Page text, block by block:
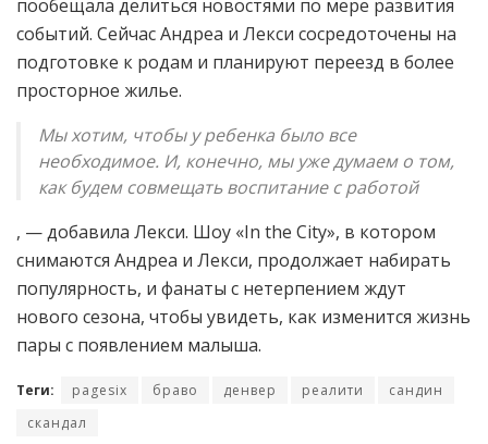
пообещала делиться новостями по мере развития
событий. Сейчас Андреа и Лекси сосредоточены на
подготовке к родам и планируют переезд в более
просторное жилье.
Мы хотим, чтобы у ребенка было все
необходимое. И, конечно, мы уже думаем о том,
как будем совмещать воспитание с работой
, — добавила Лекси. Шоу «In the City», в котором
снимаются Андреа и Лекси, продолжает набирать
популярность, и фанаты с нетерпением ждут
нового сезона, чтобы увидеть, как изменится жизнь
пары с появлением малыша.
Теги: pagesix браво денвер реалити
сандин
скандал